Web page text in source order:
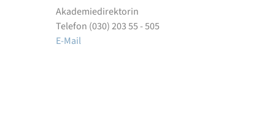
Akademiedirektorin
Telefon (030) 203 55 - 505
E-Mail